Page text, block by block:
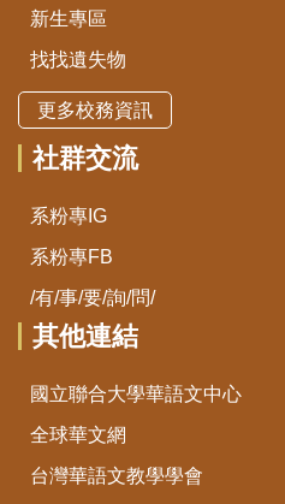
新生專區
找找遺失物
更多校務資訊
社群交流
系粉專IG
系粉專FB
/有/事/要/詢/問/
其他連結
國立聯合大學華語文中心
全球華文網
台灣華語文教學學會